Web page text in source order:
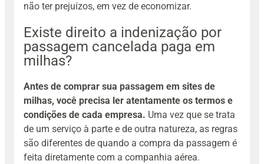
não ter prejuízos, em vez de economizar.
Existe direito a indenização por
passagem cancelada paga em
milhas?
Antes de comprar sua passagem em sites de
milhas, você precisa ler atentamente os termos e
condições de cada empresa. Uma vez que se trata
de um serviço à parte e de outra natureza, as regras
são diferentes de quando a compra da passagem é
feita diretamente com a companhia aérea.